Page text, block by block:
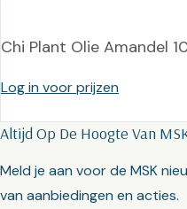
Chi Plant Olie Amandel
Log in voor prijzen
Altijd Op De Hoogte Van
Meld je aan voor de MSK
van aanbiedingen en acties.